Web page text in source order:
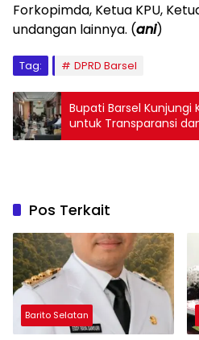
Forkopimda, Ketua KPU,
undangan lainnya. (ani)
Tag: DPRD Barsel
Bupati Barsel Kunjungi
untuk Transparansi
Pembangunan
Pos Terkait
Barito Selatan